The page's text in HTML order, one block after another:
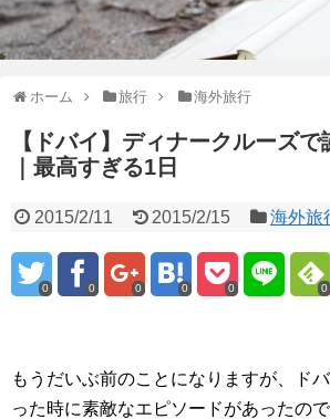
ホーム 旅行 海外旅行
【ドバイ】ディナークルーズ
｜最高すぎる1日
2015/2/11 2015/2/15 海外旅
0 0 0 0 0 0
もうだいぶ前のことになりますが、ド
った時に素敵なエピソードがあったの